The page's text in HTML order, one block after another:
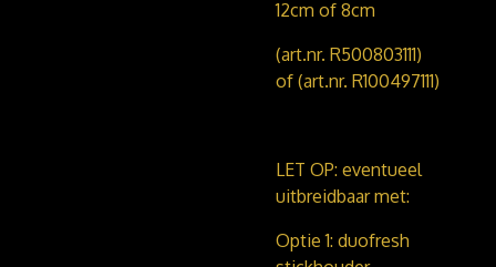
12cm of 8cm
(art.nr. R500803111)
of (art.nr. R100497111)
LET OP: eventueel
uitbreidbaar met:
Optie 1: duofresh